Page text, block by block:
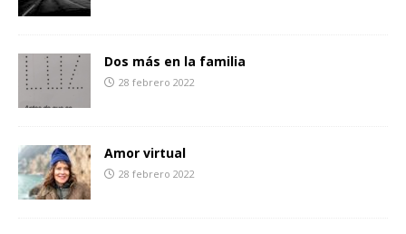
Dos más en la familia
28 febrero 2022
Amor virtual
28 febrero 2022